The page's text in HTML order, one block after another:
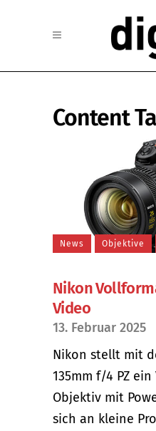
Content
News Objektive
Nikon
Video
13. Februar 2025
Nikon stellt mit
135mm f/4 PZ
Objektiv mit
sich an kleine